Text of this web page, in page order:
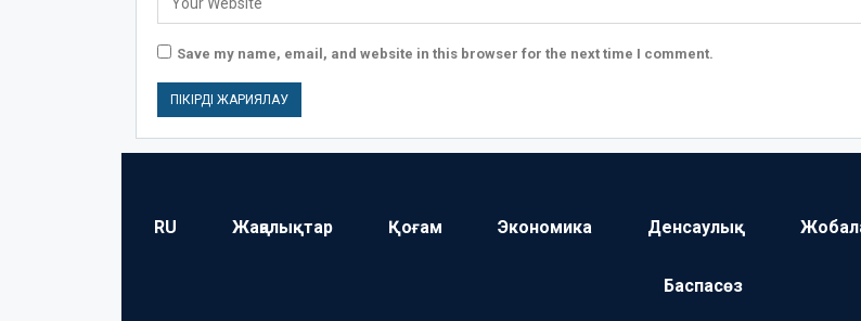
Save my name, email, and website in this browser for the next time I comment.
RU Жаңалықтар Қоғам Экономика Денсаулық
Баспасөз